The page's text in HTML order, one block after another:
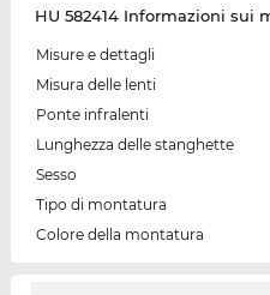
HU 582414 Informazioni sui
Misure e dettagli
Misura delle lenti
Ponte infralenti
Lunghezza delle stanghette
Sesso
Tipo di montatura
Colore della montatura